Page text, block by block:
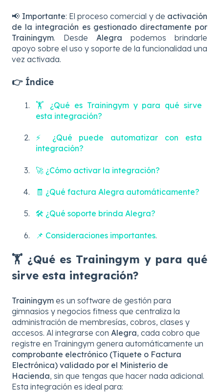
📢 Importante: El proceso comercial y de activación
de la integración es gestionado directamente por
Trainingym. Desde Alegra podemos brindarle
apoyo sobre el uso y soporte de la funcionalidad una
vez activada.
👉 Índice
🏋️ ¿Qué es Trainingym y para qué sirve
esta integración?
⚡ ¿Qué puede automatizar con esta
integración?
🚀 ¿Cómo activar la integración?
🧾 ¿Qué factura Alegra automáticamente?
🛠️ ¿Qué soporte brinda Alegra?
📌 Consideraciones importantes.
🏋️ ¿Qué es Trainingym y para qué
sirve esta integración?
Trainingym es un software de gestión para
gimnasios y negocios fitness que centraliza la
administración de membresías, cobros, clases y
accesos. Al integrarse con Alegra, cada cobro que
registre en Trainingym genera automáticamente un
comprobante electrónico (Tiquete o Factura
Electrónica) validado por el Ministerio de
Hacienda, sin que tengas que hacer nada adicional.
Esta integración es ideal para: